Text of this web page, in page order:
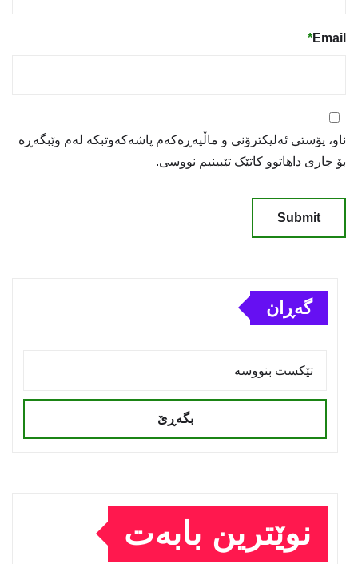
Email
*
ناو، پۆستی ئەلیکترۆنی و ماڵپەڕەکەم پاشەکەوتبکە لەم وێبگەڕە
بۆ جاری داهاتوو کاتێک تێبینیم نووسی.
گەڕان
بگەڕێ
نوێترین بابەت